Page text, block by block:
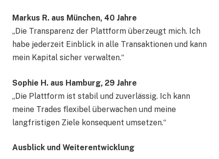
Markus R. aus München, 40 Jahre
„Die Transparenz der Plattform überzeugt mich. Ich
habe jederzeit Einblick in alle Transaktionen und kann
mein Kapital sicher verwalten.“
Sophie H. aus Hamburg, 29 Jahre
„Die Plattform ist stabil und zuverlässig. Ich kann
meine Trades flexibel überwachen und meine
langfristigen Ziele konsequent umsetzen.“
Ausblick und Weiterentwicklung